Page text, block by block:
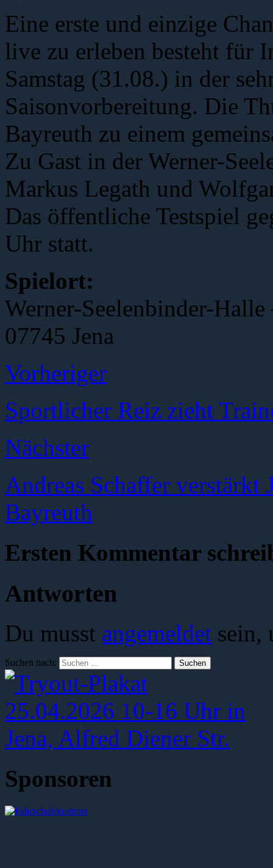
Eine erste und einzige
live zu erleben besteht für
Samstag (31.08.) in der
Saisonvorbereitung. Die
Bayreuth zu einem
Zu Gast in der Werner-
Markus Legath und
Das öffentliche Testspiel
Uhr statt.
Spielort:
Werner-Seelenbinder-
07745 Jena
Vorheriger
Sportlicher Reiz zieht
Nächster
Andreas Schaffer verstärkt
Bayreuth
Ersten Kommentar
Antworten
Du musst angemeldet sein,
Suchen nach:
Sponsoren